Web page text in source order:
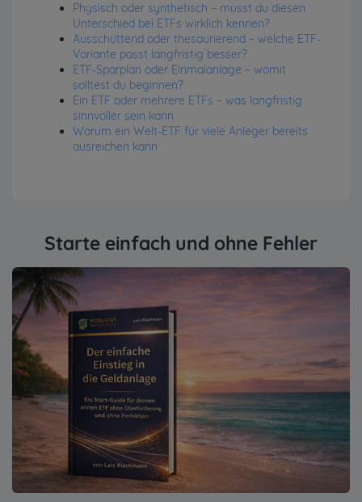
Physisch oder synthetisch – musst du diesen
Unterschied bei ETFs wirklich kennen?
Ausschüttend oder thesaurierend – welche ETF-
Variante passt langfristig besser?
ETF-Sparplan oder Einmalanlage – womit
solltest du beginnen?
Ein ETF oder mehrere ETFs – was langfristig
sinnvoller sein kann
Warum ein Welt-ETF für viele Anleger bereits
ausreichen kann
Starte einfach und ohne Fehler